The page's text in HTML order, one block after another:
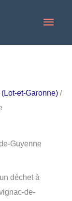
et-Garonne) /
Guyenne
déchet à
de-